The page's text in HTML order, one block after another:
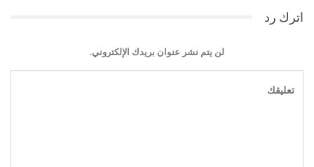
اترك رد
لن يتم نشر عنوان بريدك الإلكتروني.